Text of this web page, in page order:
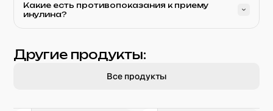
Какие есть противопоказания к приему
инулина?
Другие продукты:
Все продукты